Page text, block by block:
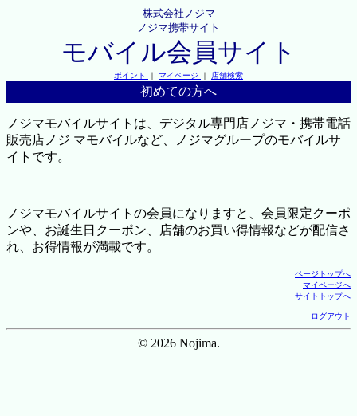
株式会社ノジマ
ノジマ携帯サイト
モバイル会員サイト
ポイント ｜ マイページ ｜ 店舗検索
初めての方へ
ノジマモバイルサイトは、デジタル専門店ノジマ・携帯電話
販売店ノジ マモバイルなど、ノジマグループのモバイルサ
イトです。
ノジマモバイルサイトの会員になりますと、会員限定クーポ
ンや、お誕生日クーポン、店舗のお買い得情報などが配信さ
れ、お得情報が満載です。
ページトップへ
マイページへ
サイトトップへ
ログアウト
© 2026 Nojima.